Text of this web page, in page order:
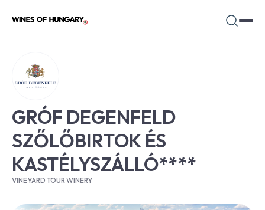
GRÓF DEGENFELD
SZŐLŐBIRTOK ÉS
KASTÉLYSZÁLLÓ****
VINEYARD TOUR WINERY